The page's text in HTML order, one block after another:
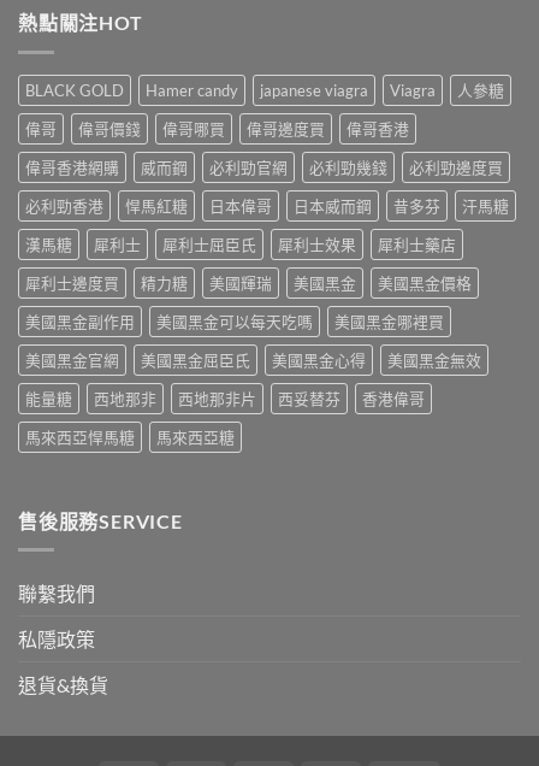
學
風
聰
明
替
代
方
案
一
次
解
析〉
中
鐘
法
＋
預
防
再
發，
完
整
略
一
次
看〉
中
而
什
麼
危
害：
從
劑
量、
副
用
到
死
線
的
完
拆
解〉
中
希
愛
改
變
性
功
能
障
礙
治
的
突
破
性
藥
物〉
中
熱點關注HOT
BLACK GOLD Hamer candy japanese viagra Viagra
人參糖
偉哥
偉哥價錢 偉哥哪買 偉哥邊度買
偉哥香港
偉哥香港網購
威而鋼 必利勁官網 必利勁幾錢
必利勁邊度買
必利勁香港
悍馬紅糖 日本偉哥 日本威而鋼 昔多芬
汗馬糖
漢馬糖
犀利士 犀利士屈臣氏 犀利士效果
犀利士藥店
犀利士邊度買
精力糖 美國輝瑞 美國黑金
美國黑金價格
美國黑金副作用
美國黑金可以每天吃嗎
美國黑金哪裡買
美國黑金官網
美國黑金屈臣氏 美國黑金心得
美國黑金無效
能量糖
西地那非 西地那非片 西妥替芬
香港偉哥
馬來西亞悍馬糖
馬來西亞糖
售後服務SERVICE
聯繫我們
私隱政策
退貨&換貨